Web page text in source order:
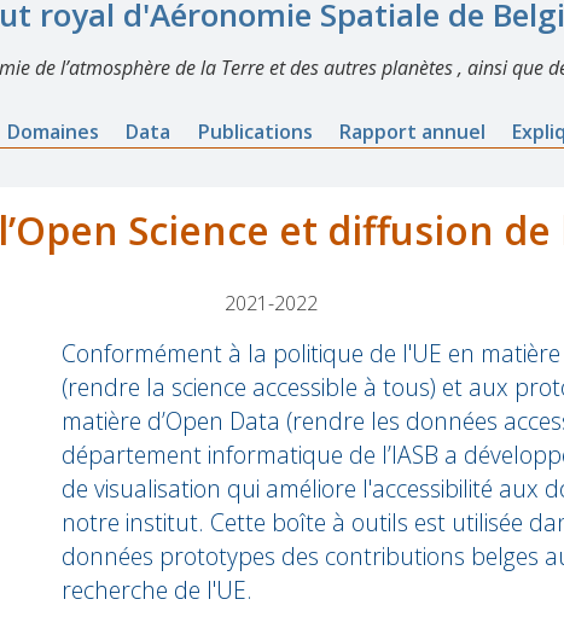
royal d'Aéronomie Spatiale de
de l’atmosphère de la Terre et des autres planètes , ainsi que
Domaines Data Publications Rapport annuel
Science et diffusion de
2021-2022
Conformément à la politique de l'UE en matière
(rendre la science accessible à tous) et aux
matière d’Open Data (rendre les données
département informatique de l’IASB a
de visualisation qui améliore l'accessibilité aux
notre institut. Cette boîte à outils est utilisée
données prototypes des contributions belges
recherche de l'UE.